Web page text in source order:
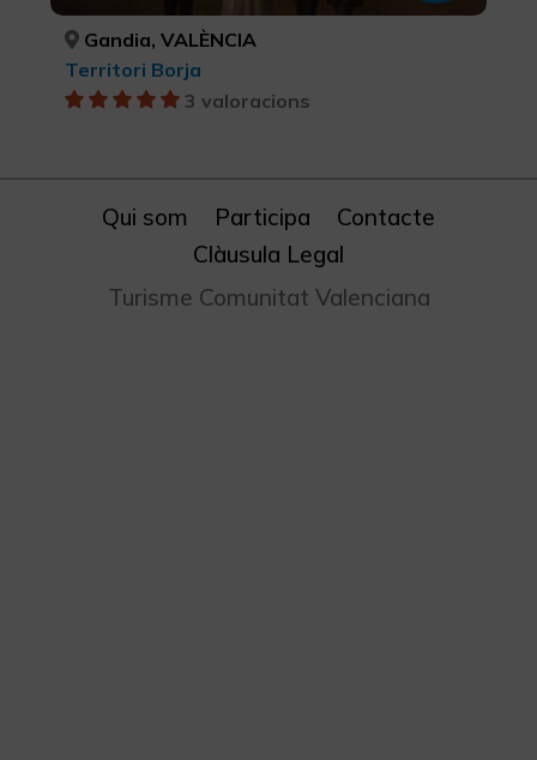
Gandia, VALÈNCIA
Territori Borja
3 valoracions
Qui som Participa
Contacte
Clàusula Legal
Turisme Comunitat Valenciana